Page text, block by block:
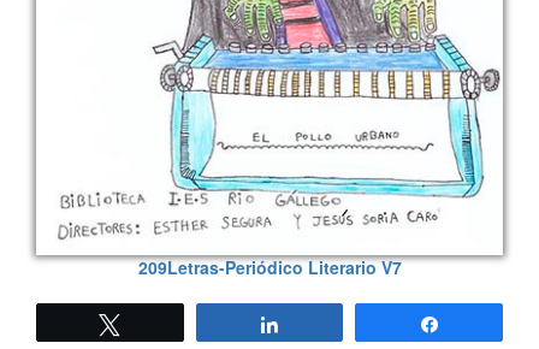
209Letras-Periódico Literario V7